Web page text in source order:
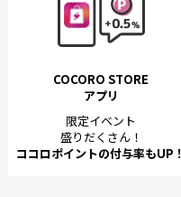
COCORO STORE
アプリ
限定イベント
盛りだくさん！
ココロポイントの付与率もUP！